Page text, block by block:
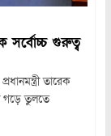
গুরুত্ব
তারেক
গড়ে তুলতে